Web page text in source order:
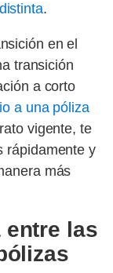
.
en el
transición
a corto
a una póliza
vigente, te
rápidamente y
más
entre las